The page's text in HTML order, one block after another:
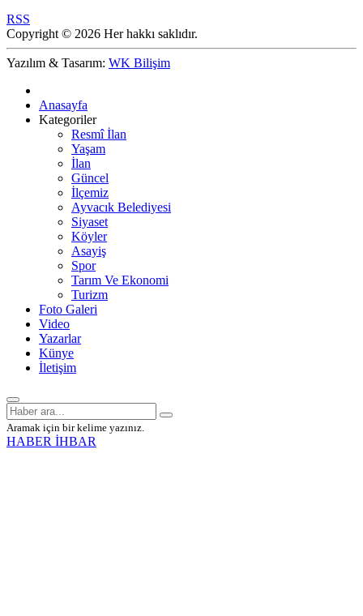
RSS
Copyright © 2026 Her hakkı saklıdır.
Yazılım & Tasarım: WK Bilişim
Anasayfa
Kategoriler
Resmî İlan
Yaşam
İlan
Güncel
İlçemiz
Ayvacık Belediyesi
Siyaset
Köyler
Asayiş
Spor
Tarım Ve Ekonomi
Turizm
Foto Galeri
Video
Yazarlar
Künye
İletişim
Aramak için bir kelime yazınız.
HABER İHBAR